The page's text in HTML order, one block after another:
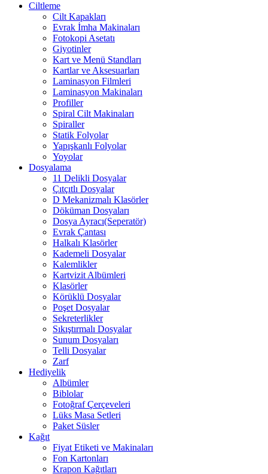
Ciltleme
Cilt Kapakları
Evrak İmha Makinaları
Fotokopi Asetatı
Giyotinler
Kart ve Menü Standları
Kartlar ve Aksesuarları
Laminasyon Filmleri
Laminasyon Makinaları
Profiller
Spiral Cilt Makinaları
Spiraller
Statik Folyolar
Yapışkanlı Folyolar
Yoyolar
Dosyalama
11 Delikli Dosyalar
Çıtçıtlı Dosyalar
D Mekanizmalı Klasörler
Döküman Dosyaları
Dosya Ayracı(Seperatör)
Evrak Çantası
Halkalı Klasörler
Kademeli Dosyalar
Kalemlikler
Kartvizit Albümleri
Klasörler
Körüklü Dosyalar
Poşet Dosyalar
Sekreterlikler
Sıkıştırmalı Dosyalar
Sunum Dosyaları
Telli Dosyalar
Zarf
Hediyelik
Albümler
Biblolar
Fotoğraf Çerçeveleri
Lüks Masa Setleri
Paket Süsler
Kağıt
Fiyat Etiketi ve Makinaları
Fon Kartonları
Krapon Kağıtları